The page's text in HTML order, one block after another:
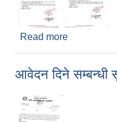
Read more
आवेदन दिने सम्बन्धी